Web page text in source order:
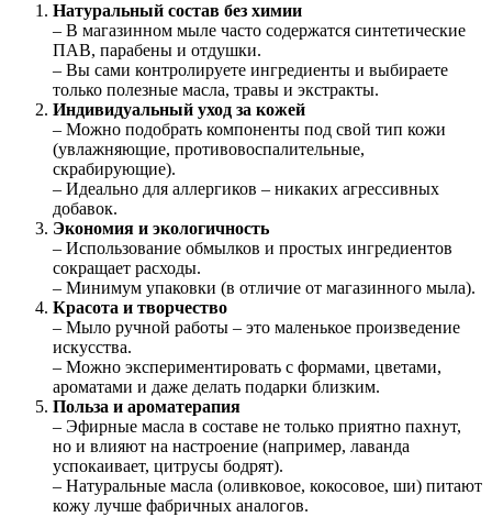
Натуральный состав без химии
– В магазинном мыле часто содержатся синтетические
ПАВ, парабены и отдушки.
– Вы сами контролируете ингредиенты и выбираете
только полезные масла, травы и экстракты.
Индивидуальный уход за кожей
– Можно подобрать компоненты под свой тип кожи
(увлажняющие, противовоспалительные,
скрабирующие).
– Идеально для аллергиков – никаких агрессивных
добавок.
Экономия и экологичность
– Использование обмылков и простых ингредиентов
сокращает расходы.
– Минимум упаковки (в отличие от магазинного мыла).
Красота и творчество
– Мыло ручной работы – это маленькое произведение
искусства.
– Можно экспериментировать с формами, цветами,
ароматами и даже делать подарки близким.
Польза и ароматерапия
– Эфирные масла в составе не только приятно пахнут,
но и влияют на настроение (например, лаванда
успокаивает, цитрусы бодрят).
– Натуральные масла (оливковое, кокосовое, ши) питают
кожу лучше фабричных аналогов.